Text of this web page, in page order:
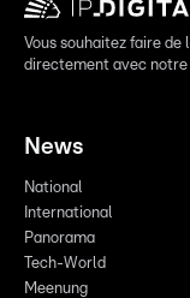
Vous souhaitez faire
directement avec
News
National
International
Panorama
Tech-World
Meenung